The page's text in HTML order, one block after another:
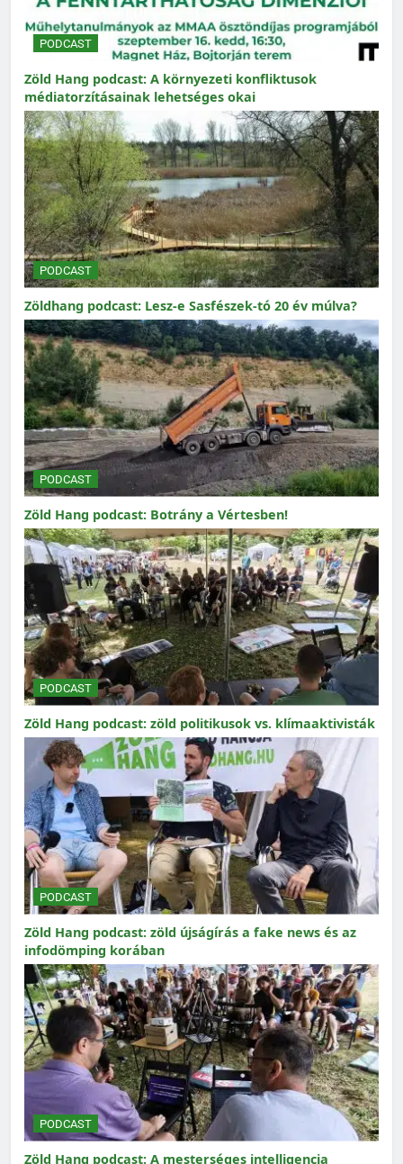
PODCAST
Zöld Hang podcast: A környezeti konfliktusok
médiatorzításainak lehetséges okai
PODCAST
Zöldhang podcast: Lesz-e Sasfészek-tó 20 év múlva?
PODCAST
Zöld Hang podcast: Botrány a Vértesben!
PODCAST
Zöld Hang podcast: zöld politikusok vs. klímaaktivisták
PODCAST
Zöld Hang podcast: zöld újságírás a fake news és az
infodömping korában
PODCAST
Zöld Hang podcast: A mesterséges intelligencia